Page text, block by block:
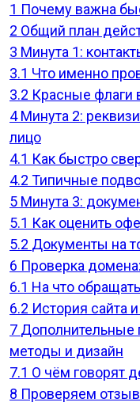
1 Почему важна
2 Общий план
3 Минута 1:
3.1 Что именно
3.2 Красные флаги
4 Минута 2:
лицо
4.1 Как быстро
4.2 Типичные
5 Минута 3:
5.1 Как оценить
5.2 Документы на
6 Проверка
6.1 На что
6.2 История сайта
7 Дополнительные
методы и дизайн
7.1 О чём говорят
8 Проверяем